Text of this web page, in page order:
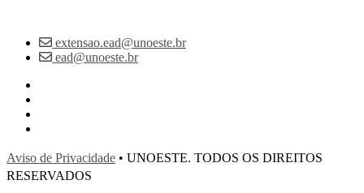
extensao.ead@unoeste.br
ead@unoeste.br
Aviso de Privacidade • UNOESTE. TODOS OS DIREITOS
RESERVADOS